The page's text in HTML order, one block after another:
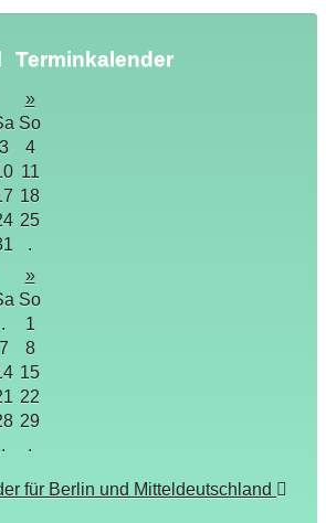
Terminkalender
»
So
3
4
11
18
25
.
»
So
.
1
7
8
15
22
29
. .
für Berlin und Mitteldeutschland